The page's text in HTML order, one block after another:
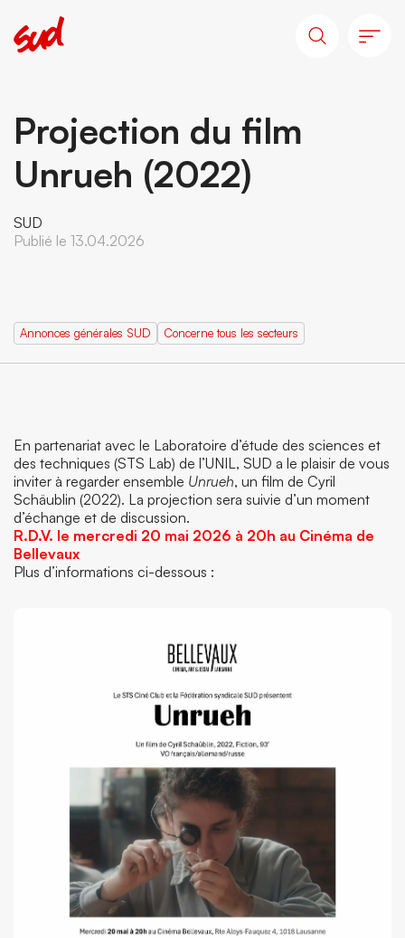
Projection du film
Unrueh (2022)
SUD
Publié le 13.04.2026
Annonces générales SUD Concerne tous les secteurs
En partenariat avec le Laboratoire d’étude des sciences et
des techniques (STS Lab) de l’UNIL, SUD a le plaisir de vous
inviter à regarder ensemble Unrueh, un film de Cyril
Schäublin (2022). La projection sera suivie d’un moment
d’échange et de discussion.
R.D.V. le mercredi 20 mai 2026 à 20h au Cinéma de
Bellevaux
Plus d’informations ci-dessous :